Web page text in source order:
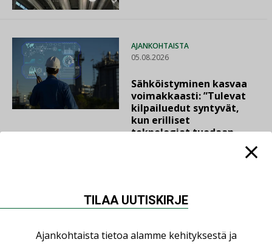
AJANKOHTAISTA
05.08.2026
Sähköistyminen kasvaa
voimakkaasti: ”Tulevat
kilpailuedut syntyvät,
kun erilliset
teknologiat tuodaan
LUETUIMMAT UUTISET
TILAA UUTISKIRJE
Ajankohtaista tietoa alamme kehityksestä ja